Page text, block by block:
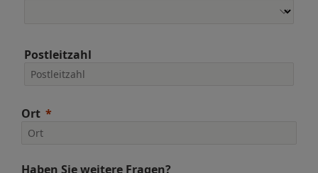
Postleitzahl
Ort
Haben Sie weitere Fragen?